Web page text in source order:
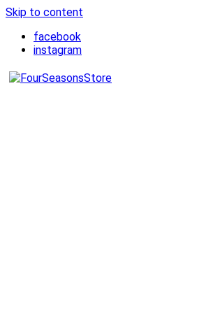
Skip to content
facebook
instagram